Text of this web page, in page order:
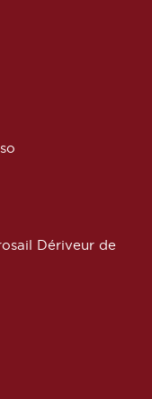
Dériveur de